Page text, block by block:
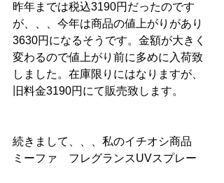
昨年までは税込3190円だったのです
が、、、今年は商品の値上がりがあり
3630円になるそうです。金額が大きく
変わるので値上がり前に多めに入荷致
しました。在庫限りにはなりますが、
旧料金3190円にて販売致します。
続きまして、、、私のイチオシ商品
ミーファ　フレグランスUVスプレー